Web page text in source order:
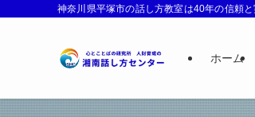
神奈川県平塚市の話し方教室は40年の信頼
ホーム